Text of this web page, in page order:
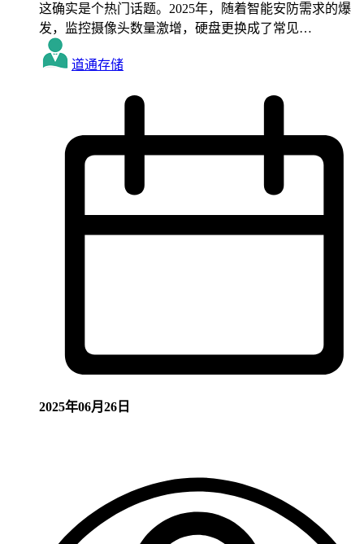
这确实是个热门话题。2025年，随着智能安防需求的爆
发，监控摄像头数量激增，硬盘更换成了常见…
道通存储
2025年06月26日